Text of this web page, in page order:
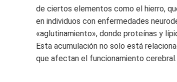
de ciertos elementos como el hierro,
en individuos con enfermedades
«aglutinamiento», donde proteínas y
Esta acumulación no solo está
que afectan el funcionamiento cerebral.